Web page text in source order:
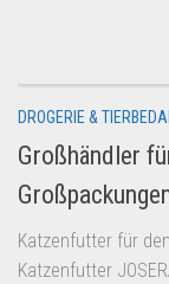
DROGERIE &
Großhändler
Katzenfutter für
Katzenfutter